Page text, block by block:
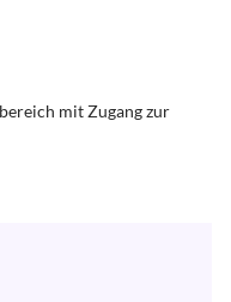
mit Zugang zur